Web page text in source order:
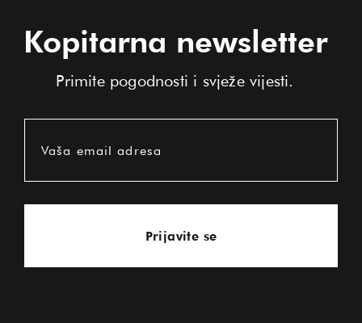
Kopitarna newsletter
Primite pogodnosti i svježe vijesti.
Vaša email adresa
Prijavite se